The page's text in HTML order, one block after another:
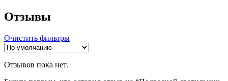
Отзывы
Очистить фильтры
Отзывов пока нет.